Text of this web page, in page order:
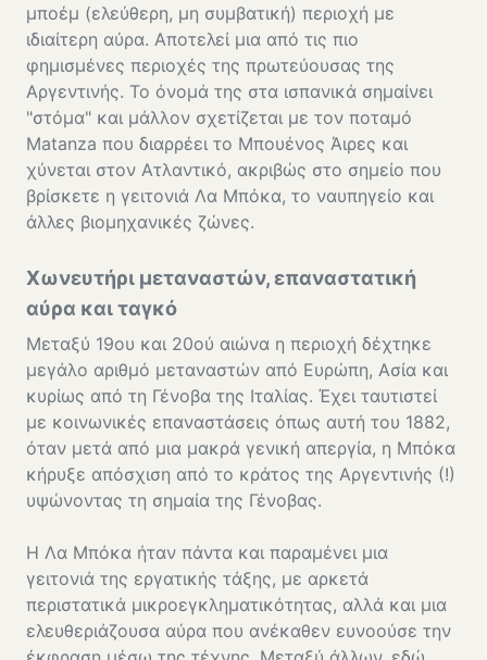
μποέμ (ελεύθερη, μη συμβατική) περιοχή με
ιδιαίτερη αύρα. Αποτελεί μια από τις πιο
φημισμένες περιοχές της πρωτεύουσας της
Αργεντινής. Το όνομά της στα ισπανικά σημαίνει
"στόμα" και μάλλον σχετίζεται με τον ποταμό
Matanza που διαρρέει το Μπουένος Άιρες και
χύνεται στον Ατλαντικό, ακριβώς στο σημείο που
βρίσκετε η γειτονιά Λα Μπόκα, το ναυπηγείο και
άλλες βιομηχανικές ζώνες.
Χωνευτήρι μεταναστών, επαναστατική
αύρα και ταγκό
Μεταξύ 19ου και 20ού αιώνα η περιοχή δέχτηκε
μεγάλο αριθμό μεταναστών από Ευρώπη, Ασία και
κυρίως από τη Γένοβα της Ιταλίας. Έχει ταυτιστεί
με κοινωνικές επαναστάσεις όπως αυτή του 1882,
όταν μετά από μια μακρά γενική απεργία, η Μπόκα
κήρυξε απόσχιση από το κράτος της Αργεντινής (!)
υψώνοντας τη σημαία της Γένοβας.
Η Λα Μπόκα ήταν πάντα και παραμένει μια
γειτονιά της εργατικής τάξης, με αρκετά
περιστατικά μικροεγκληματικότητας, αλλά και μια
ελευθεριάζουσα αύρα που ανέκαθεν ευνοούσε την